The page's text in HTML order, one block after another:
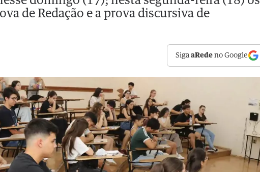
de Redação e a prova discursiva de
SigaaRede no Google